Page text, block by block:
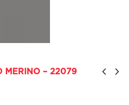
MERINO – 22079